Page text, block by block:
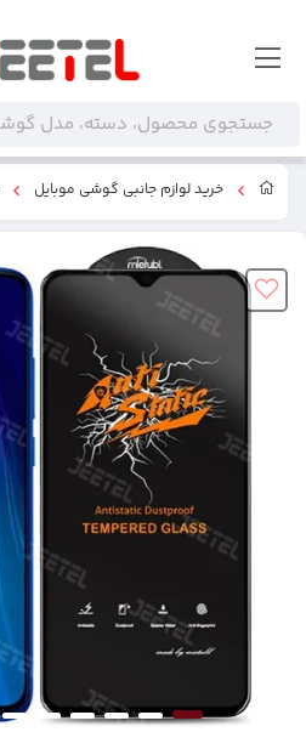
خرید لوازم جانبی گوشی موبایل